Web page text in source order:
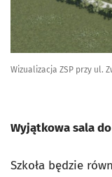
Wizualizacja ZSP przy ul.
Wyjątkowa sala
Szkoła będzie